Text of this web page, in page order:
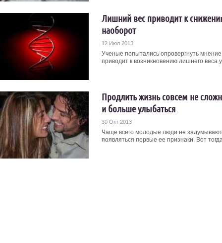
Лишний вес приводит к
наоборот
12 Июл 2013
Ученые попытались опровергнуть
приводит к возникновению лишнего веса
Продлить жизнь совсем не
и больше улыбаться
30 Окт 2013
Чаще всего молодые люди не
появляться первые ее признаки. Вот